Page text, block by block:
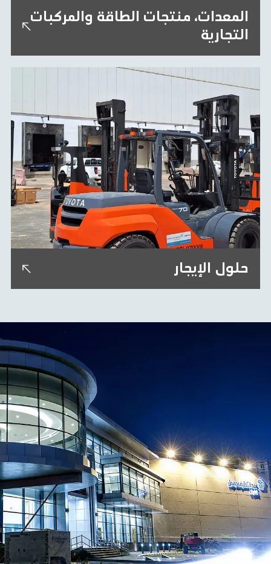
المعدات، منتجات الطاقة والمركبات
التجارية
نحن شركة رائدة في توفير منتجات الطاقة لآلات
البناء والتعدين.
حلول الإيجار
نقدم منتجات مناولة المواد والمنتجات الصناعية